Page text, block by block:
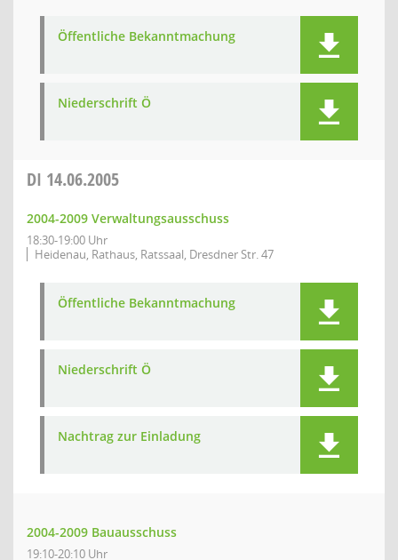
Öffentliche Bekanntmachung
Niederschrift Ö
DI 14.06.2005
2004-2009 Verwaltungsausschuss
18:30-19:00 Uhr
Heidenau, Rathaus, Ratssaal, Dresdner Str. 47
Öffentliche Bekanntmachung
Niederschrift Ö
Nachtrag zur Einladung
2004-2009 Bauausschuss
19:10-20:10 Uhr